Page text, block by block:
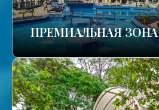
ПРЕМИАЛЬНАЯ ЗОНА